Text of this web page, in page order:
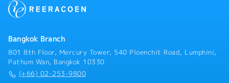
Bangkok Branch
801 8th Floor, Mercury Tower, 540 Ploenchit Road, Lumphini,
Pathum Wan, Bangkok 10330
(+66) 02-253-9800